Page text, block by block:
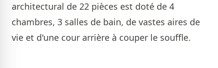
architectural de 22 pièces est doté de 4
chambres, 3 salles de bain, de vastes aires de
vie et d'une cour arrière à couper le souffle.